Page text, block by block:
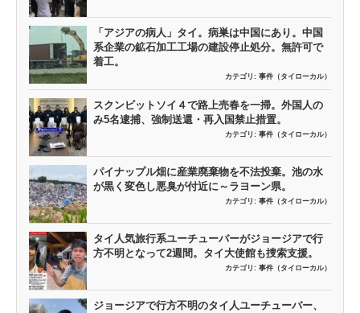
「アジアの病人」タイ。病巣は中国にあり。中国
系企業の鉱石加工工場の建設停止処分。無許可で
着工。
カテゴリ: 事件（タイローカル）
スクンビットソイ４で路上売春を一掃。外国人の
み5名逮捕、強制送還・再入国禁止措置。
カテゴリ: 事件（タイローカル）
パイナップル畑に産業廃棄物を不法投棄。池の水
が黒く変色し悪臭が付近に～ラヨーン県。
カテゴリ: 事件（タイローカル）
タイ人気旅行系ユーチューバーがジョージアで行
方不明となって2週間。タイ大使館も捜索支援。
カテゴリ: 事件（タイローカル）
ジョージアで行方不明のタイ人ユーチューバー、